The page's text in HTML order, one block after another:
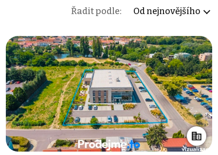
Řadit podle: Od nejnovějšího